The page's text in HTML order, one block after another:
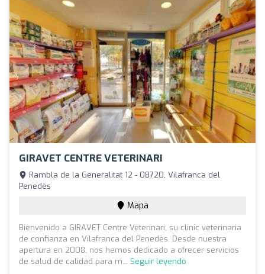
GIRAVET CENTRE VETERINARI
Rambla de la Generalitat 12 - 08720, Vilafranca del
Penedès
Mapa
Bienvenido a GIRAVET Centre Veterinari, su clinic veterinaria
de confianza en Vilafranca del Penedès. Desde nuestra
apertura en 2008, nos hemos dedicado a ofrecer servicios
de salud de calidad para m... Seguir leyendo